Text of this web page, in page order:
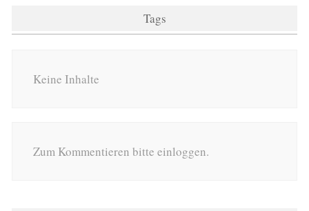
Tags
Keine Inhalte
Zum Kommentieren bitte einloggen.